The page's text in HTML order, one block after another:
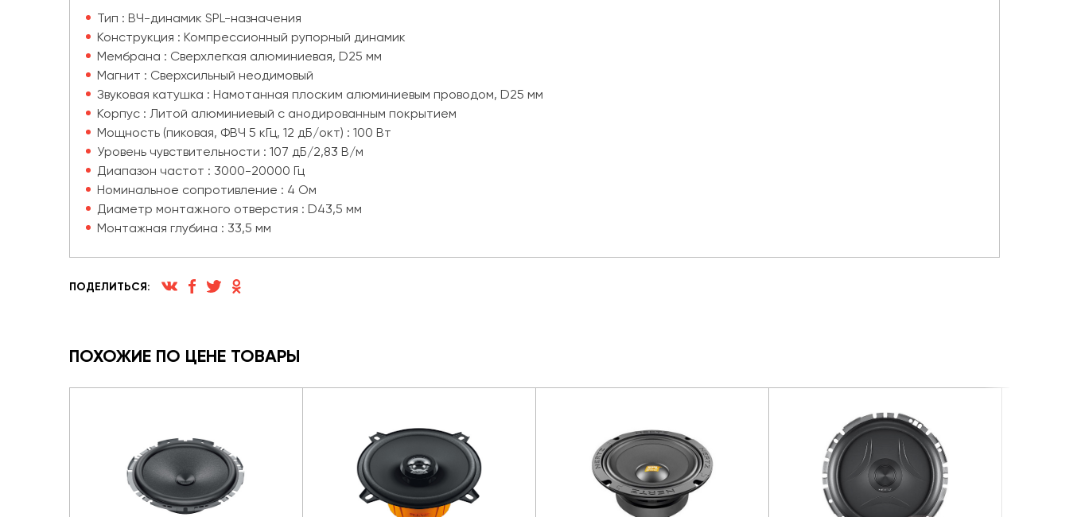
Тип : ВЧ-динамик SPL-назначения
Конструкция : Компрессионный рупорный динамик
Мембрана : Сверхлегкая алюминиевая, D25 мм
Магнит : Сверхсильный неодимовый
Звуковая катушка : Намотанная плоским алюминиевым проводом, D25 мм
Корпус : Литой алюминиевый с анодированным покрытием
Мощность (пиковая, ФВЧ 5 кГц, 12 дБ/окт) : 100 Вт
Уровень чувствительности : 107 дБ/2,83 В/м
Диапазон частот : 3000-20000 Гц
Номинальное сопротивление : 4 Ом
Диаметр монтажного отверстия : D43,5 мм
Монтажная глубина : 33,5 мм
ПОДЕЛИТЬСЯ:
ПОХОЖИЕ ПО ЦЕНЕ ТОВАРЫ